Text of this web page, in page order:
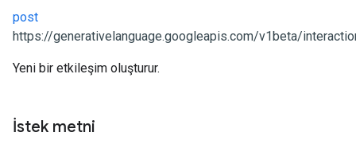
post
https://generativelanguage.googleapis.com/v1beta/
Yeni bir etkileşim oluşturur.
İstek metni